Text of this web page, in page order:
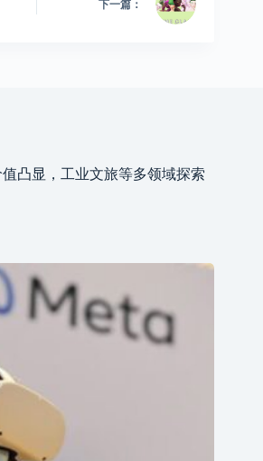
下一篇：
凸显，工业文旅等多领域探索